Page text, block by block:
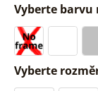
Vyberte barvu
Vyberte